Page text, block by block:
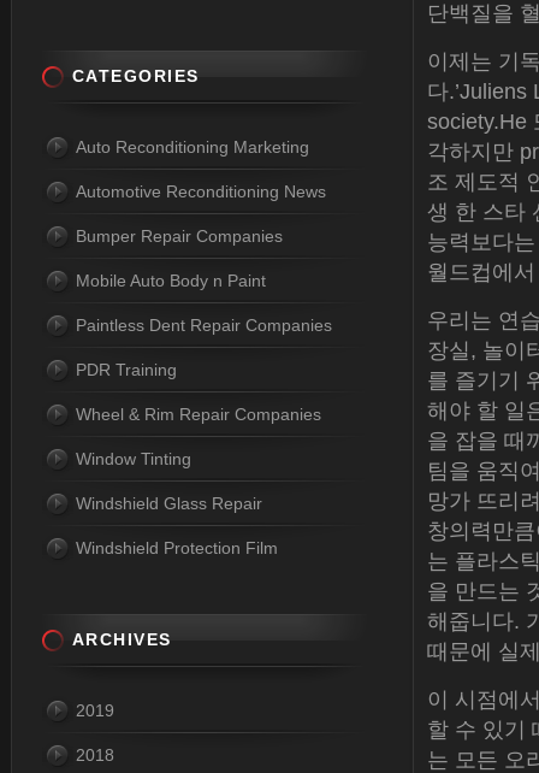
단백질을
이제는 기
다
society.He
각하지만
조 제도적
생 한 스타
능력보다
월드컵에
우리는 연
장실, 놀이
를 즐기기
해야 할 일
을 잡을 때
팀을 움직
망가 뜨리
창의력만
는 플라스
을 만드는
해줍니다.
때문에 실
이 시점에
할 수 있기
는 모든 오
CATEGORIES
Auto Reconditioning Marketing
Automotive Reconditioning News
Bumper Repair Companies
Mobile Auto Body n Paint
Paintless Dent Repair Companies
PDR Training
Wheel & Rim Repair Companies
Window Tinting
Windshield Glass Repair
Windshield Protection Film
ARCHIVES
2019
2018